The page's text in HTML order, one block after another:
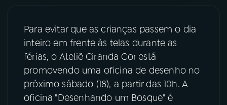
07ÚLTIMAS
08 FESTIVAL DE MÚSICA
Para evitar que as crianças passem o dia
inteiro em frente às telas durante as
férias, o Ateliê Ciranda Cor está
promovendo uma oficina de desenho no
próximo sábado (18), a partir das 10h. A
oficina "Desenhando um Bosque" é